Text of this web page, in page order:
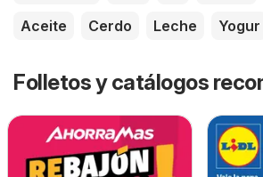
Aceite
Cerdo Leche Yogur
Folletos y catálogos